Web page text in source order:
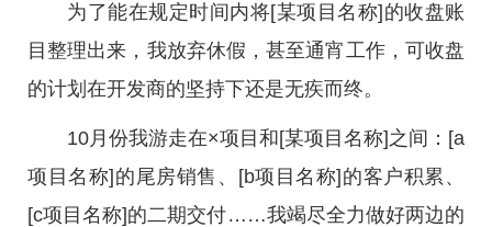
为了能在规定时间内将[某项目名称]的收盘账
目整理出来，我放弃休假，甚至通宵工作，可收盘
的计划在开发商的坚持下还是无疾而终。
10月份我游走在×项目和[某项目名称]之间：[a
项目名称]的尾房销售、[b项目名称]的客户积累、
[c项目名称]的二期交付……我竭尽全力做好两边的